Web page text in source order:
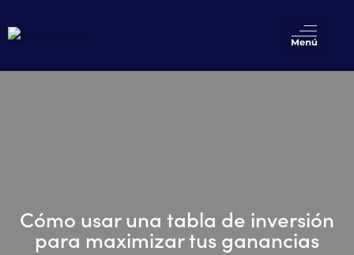
Cómo usar una tabla de inversión
para maximizar tus ganancias